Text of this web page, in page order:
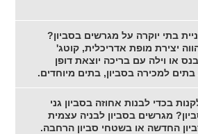
בתי יוקרה על מגרשים בסביון?
יצירת מופת אדריכלית, קוטג'
או וילה עם בריכה יוצאת דופן
למכירה בסביון, בתים מיוחדים.
בכדי לבנות אחוזה בסביון גני
מגרשים בסביון לבניה עצמית
החדשה או בשטחי סביון הרחבה.